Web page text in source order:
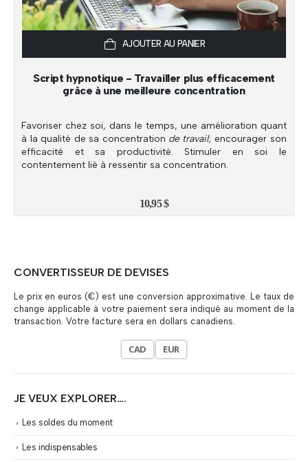
AJOUTER AU PANIER
Script hypnotique - Travailler plus efficacement
grâce à une meilleure concentration
Favoriser chez soi, dans le temps, une amélioration quant
à la qualité de sa concentration de travail; encourager son
efficacité et sa productivité. Stimuler en soi le
contentement lié à ressentir sa concentration.
10,95$
CONVERTISSEUR DE DEVISES
Le prix en euros (€) est une conversion approximative. Le taux de
change applicable à votre paiement sera indiqué au moment de la
transaction. Votre facture sera en dollars canadiens.
CAD EUR
JE VEUX EXPLORER….
Les soldes du moment
Les indispensables